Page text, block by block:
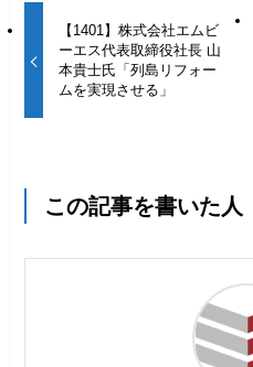
【1401】株式会社エムビ
ーエス代表取締役社長 山
本貴士氏「列島リフォー
ムを実現させる」
この記事を書いた人